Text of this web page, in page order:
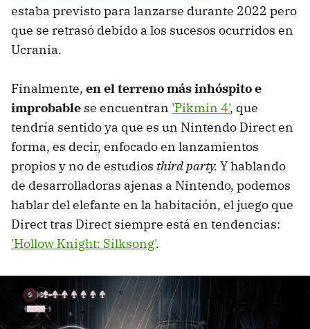
estaba previsto para lanzarse durante 2022 pero
que se retrasó debido a los sucesos ocurridos en
Ucrania.
Finalmente, en el terreno más inhóspito e
improbable se encuentran 'Pikmin 4', que
tendría sentido ya que es un Nintendo Direct en
forma, es decir, enfocado en lanzamientos
propios y no de estudios third party. Y hablando
de desarrolladoras ajenas a Nintendo, podemos
hablar del elefante en la habitación, el juego que
Direct tras Direct siempre está en tendencias:
'Hollow Knight: Silksong'.